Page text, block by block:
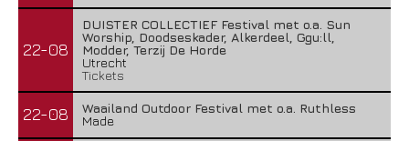
22-08
DUISTER COLLECTIEF Festival met o.a. Sun
Worship, Doodseskader, Alkerdeel, Ggu:ll,
Modder, Terzij De Horde
Utrecht
Tickets
22-08
Waailand Outdoor Festival met o.a. Ruthless
Made